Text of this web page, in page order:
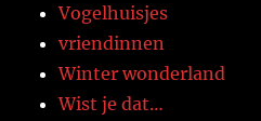
Vogelhuisjes
vriendinnen
Winter wonderland
Wist je dat…